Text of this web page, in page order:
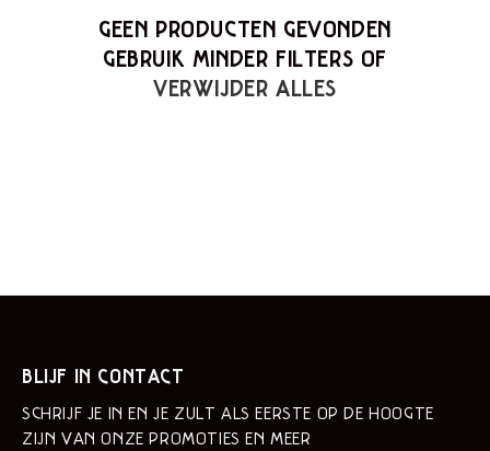
GEEN PRODUCTEN GEVONDEN
GEBRUIK MINDER FILTERS OF
VERWIJDER ALLES
BLIJF IN CONTACT
SCHRIJF JE IN EN JE ZULT ALS EERSTE OP DE HOOGTE
ZIJN VAN ONZE PROMOTIES EN MEER